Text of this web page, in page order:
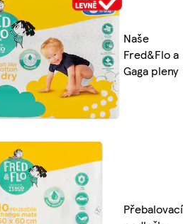
Naše
Fred&Flo a
Gaga pleny
Přebalovací